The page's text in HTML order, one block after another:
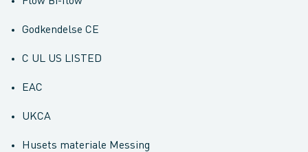
Godkendelse CE
C UL US LISTED
EAC
UKCA
Husets materiale Messing